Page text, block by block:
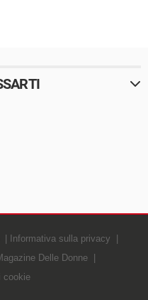
Informativa sulla privacy
Delle Donne
cookie